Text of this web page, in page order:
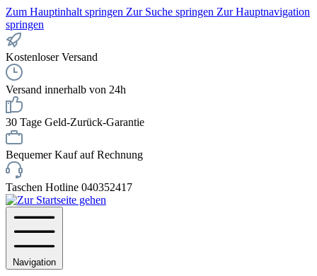
Zum Hauptinhalt springen Zur Suche springen Zur Hauptnavigation
springen
Kostenloser Versand
Versand innerhalb von 24h
30 Tage Geld-Zurück-Garantie
Bequemer Kauf auf Rechnung
Taschen Hotline 040352417
Navigation